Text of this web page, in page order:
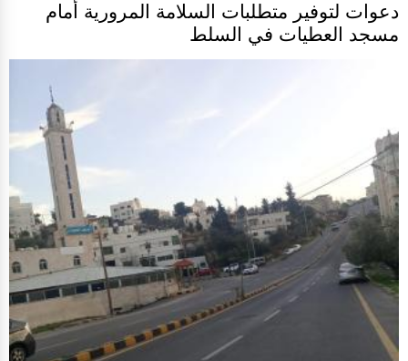
دعوات لتوفير متطلبات السلامة المرورية أمام
مسجد العطيات في السلط